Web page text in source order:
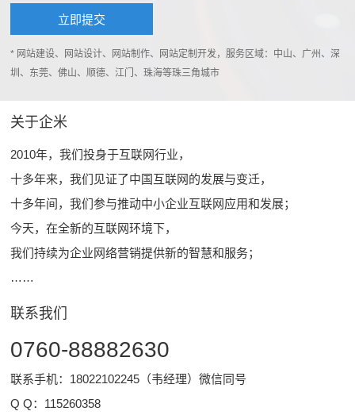
* 网站建设、网站设计、网站制作、网站定制开发，服务区域：中山、广州、深
圳、东莞、佛山、顺德、江门、珠海等珠三角城市
关于企米
2010年，我们投身于互联网行业，
十多年来，我们见证了中国互联网的发展与变迁，
十多年间，我们参与推动中小企业互联网应用和发展；
今天，在全新的互联网环境下，
我们持续为企业网络营销提供新的智慧和服务；
……
联系我们
0760-88882630
联系手机：18022102245（韦经理）微信同号
Q Q： 115260358